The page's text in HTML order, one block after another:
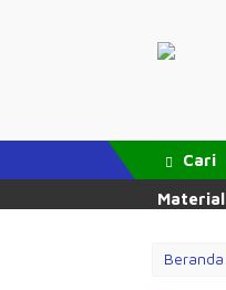
Cari
Material
Beranda